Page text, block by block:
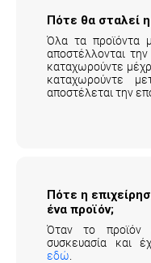
Πότε θα σταλεί
Όλα τα προϊόντα
αποστέλλονται
καταχωρούντε
καταχωρούντε
αποστέλεται την
Πότε η
ένα προϊόν;
Όταν το προϊόν
συσκευασία και
εδώ